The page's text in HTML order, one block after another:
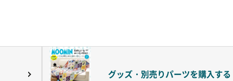
グッズ・別売りパーツを購入する